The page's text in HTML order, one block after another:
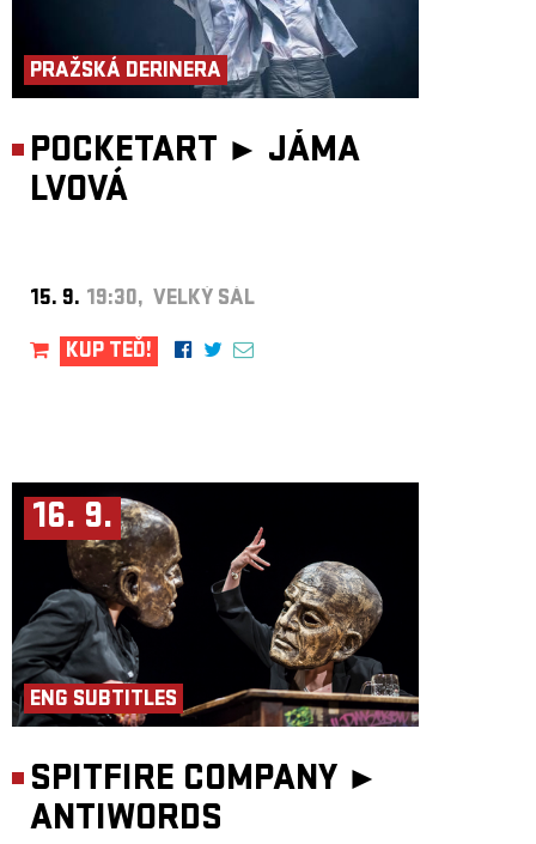
PRAŽSKÁ DERINERA
POCKETART ► JÁMA
LVOVÁ
15. 9. 19:30, VELKÝ SÁL
KUP TEĎ!
16. 9.
ENG SUBTITLES
SPITFIRE COMPANY ►
ANTIWORDS